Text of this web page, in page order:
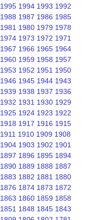
1995 1994 1993 1992
1988 1987 1986 1985
1981 1980 1979 1978
1974 1973 1972 1971
1967 1966 1965 1964
1960 1959 1958 1957
1953 1952 1951 1950
1946 1945 1944 1943
1939 1938 1937 1936
1932 1931 1930 1929
1925 1924 1923 1922
1918 1917 1916 1915
1911 1910 1909 1908
1904 1903 1902 1901
1897 1896 1895 1894
1890 1889 1888 1887
1883 1882 1881 1880
1876 1874 1873 1872
1863 1860 1859 1858
1851 1848 1845 1843